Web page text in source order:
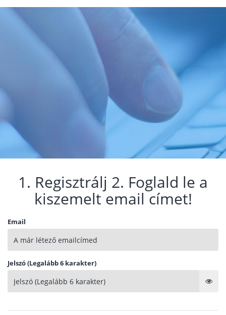
1. Regisztrálj 2. Foglald le a
kiszemelt email címet!
Email
Jelszó (Legalább 6 karakter)